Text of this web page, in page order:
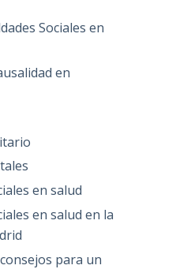
Sociales en
en
en salud
en salud en la
para un